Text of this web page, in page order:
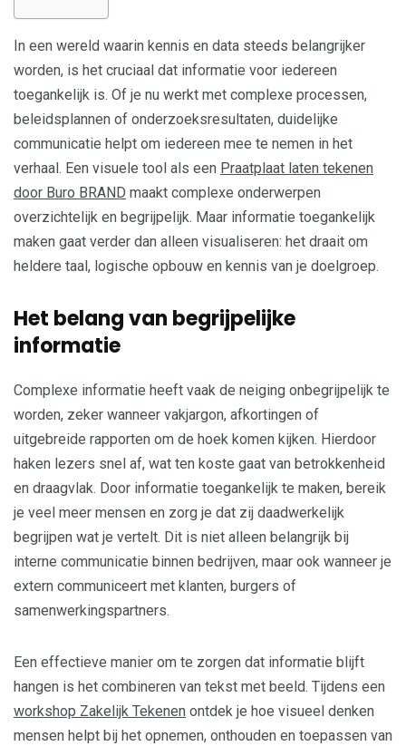
In een wereld waarin kennis en data steeds belangrijker
worden, is het cruciaal dat informatie voor iedereen
toegankelijk is. Of je nu werkt met complexe processen,
beleidsplannen of onderzoeksresultaten, duidelijke
communicatie helpt om iedereen mee te nemen in het
verhaal. Een visuele tool als een Praatplaat laten tekenen
door Buro BRAND maakt complexe onderwerpen
overzichtelijk en begrijpelijk. Maar informatie toegankelijk
maken gaat verder dan alleen visualiseren: het draait om
heldere taal, logische opbouw en kennis van je doelgroep.
Het belang van begrijpelijke
informatie
Complexe informatie heeft vaak de neiging onbegrijpelijk te
worden, zeker wanneer vakjargon, afkortingen of
uitgebreide rapporten om de hoek komen kijken. Hierdoor
haken lezers snel af, wat ten koste gaat van betrokkenheid
en draagvlak. Door informatie toegankelijk te maken, bereik
je veel meer mensen en zorg je dat zij daadwerkelijk
begrijpen wat je vertelt. Dit is niet alleen belangrijk bij
interne communicatie binnen bedrijven, maar ook wanneer je
extern communiceert met klanten, burgers of
samenwerkingspartners.
Een effectieve manier om te zorgen dat informatie blijft
hangen is het combineren van tekst met beeld. Tijdens een
workshop Zakelijk Tekenen ontdek je hoe visueel denken
mensen helpt bij het opnemen, onthouden en toepassen van